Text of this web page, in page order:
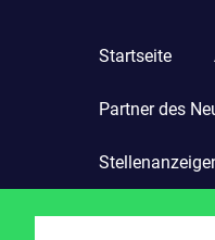
Startseite
Partner des